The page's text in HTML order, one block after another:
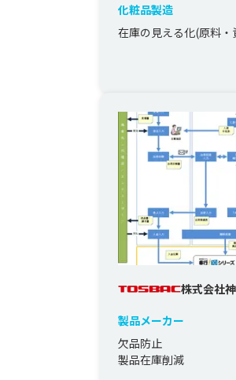
化粧品製造
在庫の見える化(原料
株式会社
製品メーカー
欠品防止